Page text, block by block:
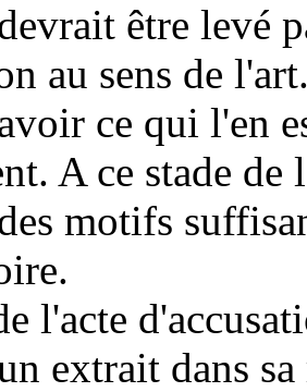
être levé
au sens de l'
ce qui l'en
A ce stade
motifs
l'acte
extrait dans